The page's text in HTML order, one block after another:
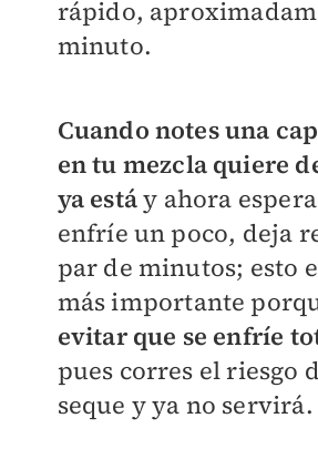
rápido,
minuto.
Cuando notes una
en tu mezcla quiere
ya estáy ahora
enfríe un poco, deja
par de minutos; esto
más importante
evitar que se enfríe
pues corres el riesgo
seque y ya no servirá.